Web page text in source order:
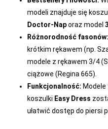
modeli znajduje się
Doctor-Naporaz model
Różnorodność fasonów:
krótkim rękawem (np.
modele z rękawem 3/4
ciążowe (Regina 665).
Funkcjonalność:
koszulki Easy Dress
ułatwić dostęp do piersi